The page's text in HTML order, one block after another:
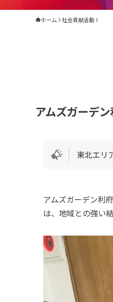
ホーム 社会貢献活動
アムズガーデ
東北エ
アムズガーデン利
は、地域との強い